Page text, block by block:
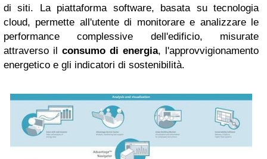
di siti. La piattaforma software, basata su tecnologia
cloud, permette all'utente di monitorare e analizzare le
performance complessive dell'edificio, misurate
attraverso il consumo di energia, l'approvvigionamento
energetico e gli indicatori di sostenibilità.